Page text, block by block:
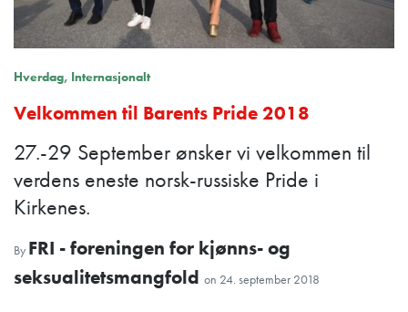
Hverdag Internasjonalt
Velkommen til Barents Pride 2018
27.-29 September ønsker vi velkommen til
verdens eneste norsk-russiske Pride i
Kirkenes.
By FRI - foreningen for kjønns- og
seksualitetsmangfold on 24. september 2018